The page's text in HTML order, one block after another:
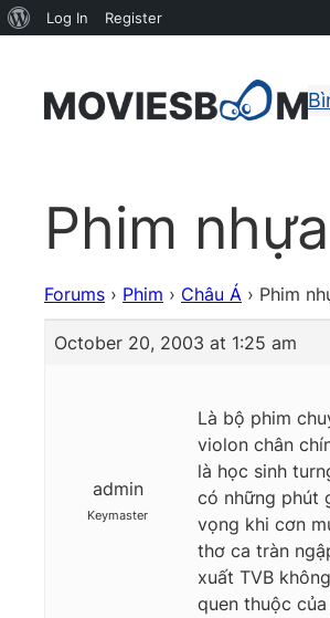
Phim
Forums › Phim › Châu Á › Phim
October 20, 2003 at 1:25 am
admin
Keymaster
Là bộ phim
violon chân
là học sinh
có những phút
vọng khi cơn
thơ ca tràn
xuất TVB
quen thuộc
About
Log In Register